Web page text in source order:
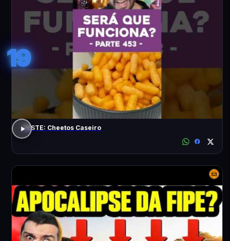
19
TESTE: Cheetos Caseiro